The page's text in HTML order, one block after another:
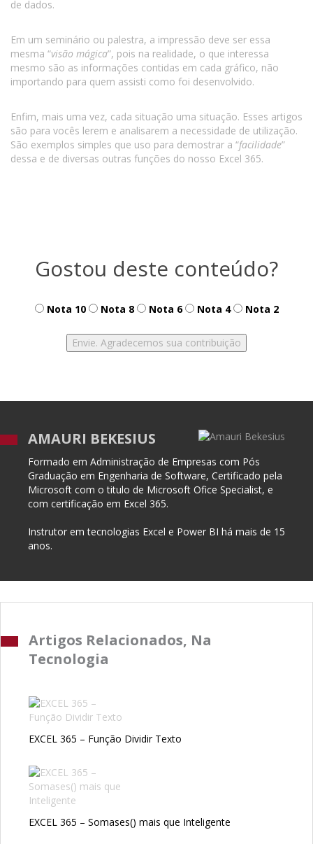
de dados.
Em um seminário ou palestra, a impressão deve ser essa
mesma “visão mágica”, pois na realidade, o que interessa
mesmo são as informações contidas em cada gráfico, não
importando para quem assisti como foi desenvolvido.
Enfim, mais uma vez, cada situação uma situação. Esses artigos
são para vocês lerem e analisarem a necessidade de utilização.
São exemplos simples que uso para demostrar a “facilidade”
dessa e de diversas outras funções do nosso Excel 365.
Gostou deste conteúdo?
Nota 10 Nota 8 Nota 6 Nota 4 Nota 2
AMAURI BEKESIUS
Formado em Administração de Empresas com Pós
Graduação em Engenharia de Software, Certificado pela
Microsoft com o titulo de Microsoft Ofice Specialist, e
com certificação em Excel 365.
Instrutor em tecnologias Excel e Power BI há mais de 15
anos.
Artigos Relacionados, Na
Tecnologia
EXCEL 365 – Função Dividir Texto
EXCEL 365 – Somases() mais que Inteligente